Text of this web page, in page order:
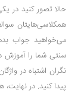
حالا تصور کنید در
همکلاسی‌هایتان
می‌خواهید جواب
سنتی شما را آموزش
نگران اشتباه در
پیدا کنید. در